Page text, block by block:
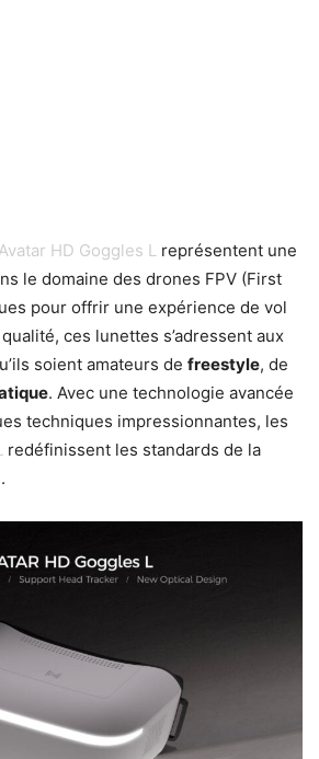
HD Goggles L représentent une
le domaine des drones FPV (First
pour offrir une expérience de vol
ces lunettes s’adressent aux
soient amateurs de freestyle, de
. Avec une technologie avancée
techniques impressionnantes, les
redéfinissent les standards de la